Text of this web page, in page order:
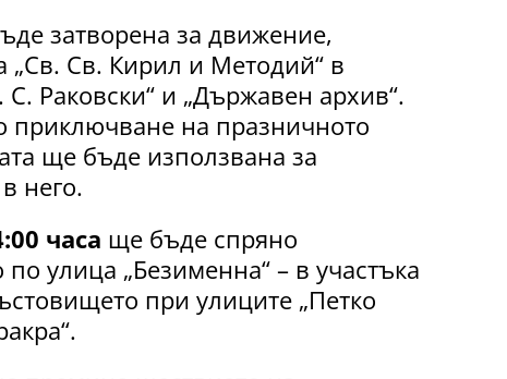
затворена за движение,
„Св. Св. Кирил и Методий“ в
Раковски“ и „Държавен архив“.
на празничното
ще бъде използвана за
него.
часа ще бъде спряно
улица „Безименна“ – в участъка
при улиците „Петко